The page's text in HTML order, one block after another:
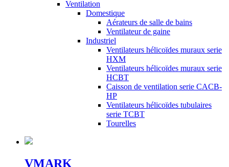
Ventilation
Domestique
Aérateurs de salle de bains
Ventilateur de gaine
Industriel
Ventilateurs hélicoïdes muraux serie
HXM
Ventilateurs hélicoïdes muraux serie
HCBT
Caisson de ventilation serie CACB-
HP
Ventilateurs hélicoïdes tubulaires
serie TCBT
Tourelles
VMARK